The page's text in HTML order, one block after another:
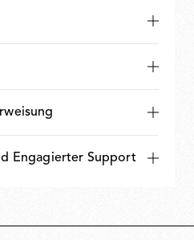
Engagierter Support